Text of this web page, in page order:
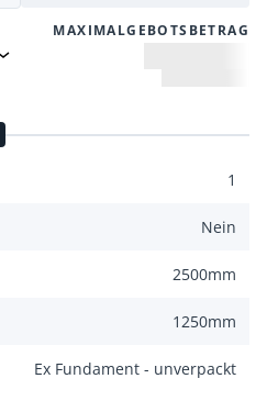
MAXIMALGEBOTSBETRAG
1
Nein
2500mm
1250mm
Ex Fundament - unverpackt